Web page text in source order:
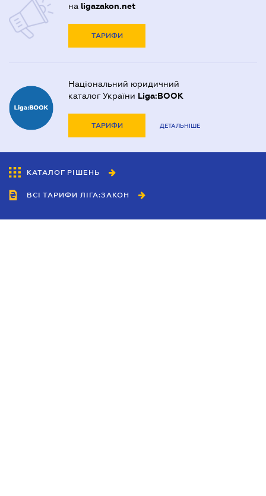
на ligazakon.net
ТАРИФИ
Національний юридичний
каталог України Liga:BOOK
ТАРИФИ ДЕТАЛЬНІШЕ
КАТАЛОГ РІШЕНЬ
ВСІ ТАРИФИ ЛІГА:ЗАКОН